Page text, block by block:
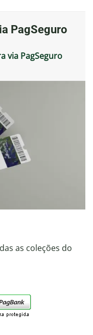
PagSeguro
via PagSeguro
as coleções do